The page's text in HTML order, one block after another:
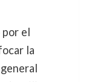
por el
la